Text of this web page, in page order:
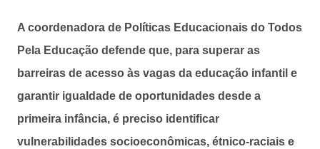
A coordenadora de Políticas Educacionais do Todos
Pela Educação defende que, para superar as
barreiras de acesso às vagas da educação infantil e
garantir igualdade de oportunidades desde a
primeira infância, é preciso identificar
vulnerabilidades socioeconômicas, étnico-raciais e